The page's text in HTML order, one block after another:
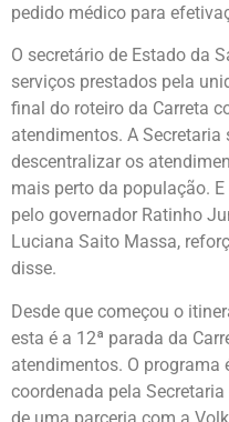
pedido médico para
O secretário de Estado da
serviços prestados pela
final do roteiro da Carreta
atendimentos. A
descentralizar os
mais perto da população.
pelo governador Ratinho
Luciana Saito Massa,
disse.
Desde que começou o
esta é a 12ª parada da
atendimentos. O
coordenada pela
de uma parceria com a